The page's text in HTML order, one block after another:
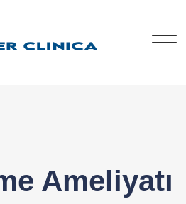
Ameliyatı